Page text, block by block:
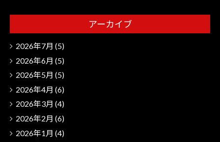
アーカイブ
2026年7月 (5)
2026年6月 (5)
2026年5月 (5)
2026年4月 (6)
2026年3月 (4)
2026年2月 (6)
2026年1月 (4)